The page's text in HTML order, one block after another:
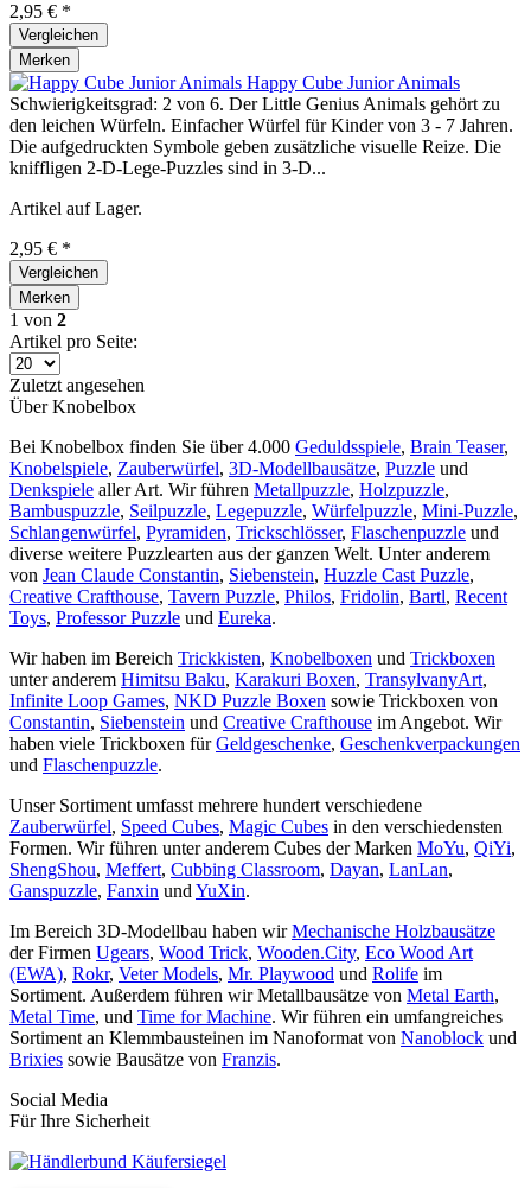
2,95 € *
Vergleichen
Merken
Happy Cube Junior Animals
Schwierigkeitsgrad: 2 von 6. Der Little Genius Animals gehört zu
den leichen Würfeln. Einfacher Würfel für Kinder von 3 - 7 Jahren.
Die aufgedruckten Symbole geben zusätzliche visuelle Reize. Die
kniffligen 2-D-Lege-Puzzles sind in 3-D...
Artikel auf Lager.
2,95 € *
Vergleichen
Merken
1 von 2
Artikel pro Seite:
Zuletzt angesehen
Über Knobelbox
Bei Knobelbox finden Sie über 4.000 Geduldsspiele, Brain Teaser,
Knobelspiele, Zauberwürfel, 3D-Modellbausätze, Puzzle und
Denkspiele aller Art. Wir führen Metallpuzzle, Holzpuzzle,
Bambuspuzzle, Seilpuzzle, Legepuzzle, Würfelpuzzle, Mini-Puzzle,
Schlangenwürfel, Pyramiden, Trickschlösser, Flaschenpuzzle und
diverse weitere Puzzlearten aus der ganzen Welt. Unter anderem
von Jean Claude Constantin, Siebenstein, Huzzle Cast Puzzle,
Creative Crafthouse, Tavern Puzzle, Philos, Fridolin, Bartl, Recent
Toys, Professor Puzzle und Eureka.
Wir haben im Bereich Trickkisten, Knobelboxen und Trickboxen
unter anderem Himitsu Baku, Karakuri Boxen, TransylvanyArt,
Infinite Loop Games, NKD Puzzle Boxen sowie Trickboxen von
Constantin, Siebenstein und Creative Crafthouse im Angebot. Wir
haben viele Trickboxen fürGeldgeschenke, Geschenkverpackungen
und Flaschenpuzzle.
Unser Sortiment umfasst mehrere hundert verschiedene
Zauberwürfel, Speed Cubes, Magic Cubes in den verschiedensten
Formen. Wir führen unter anderem Cubes der Marken MoYu, QiYi,
ShengShou, Meffert, Cubbing Classroom, Dayan, LanLan,
Ganspuzzle, Fanxin und YuXin.
Im Bereich 3D-Modellbau haben wirMechanische Holzbausätze
der Firmen Ugears, Wood Trick, Wooden.City, Eco Wood Art
(EWA), Rokr, Veter Models, Mr. Playwood und Rolife im
Sortiment. Außerdem führen wir Metallbausätze von Metal Earth,
Metal Time, und Time for Machine. Wir führen ein umfangreiches
Sortiment an Klemmbausteinen im Nanoformat von Nanoblock und
Brixies sowie Bausätze von Franzis.
Social Media
Für Ihre Sicherheit